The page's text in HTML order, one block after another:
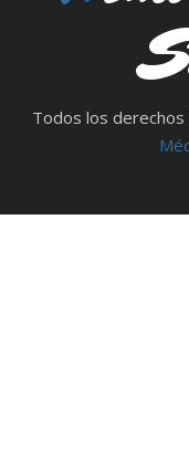
Todos los